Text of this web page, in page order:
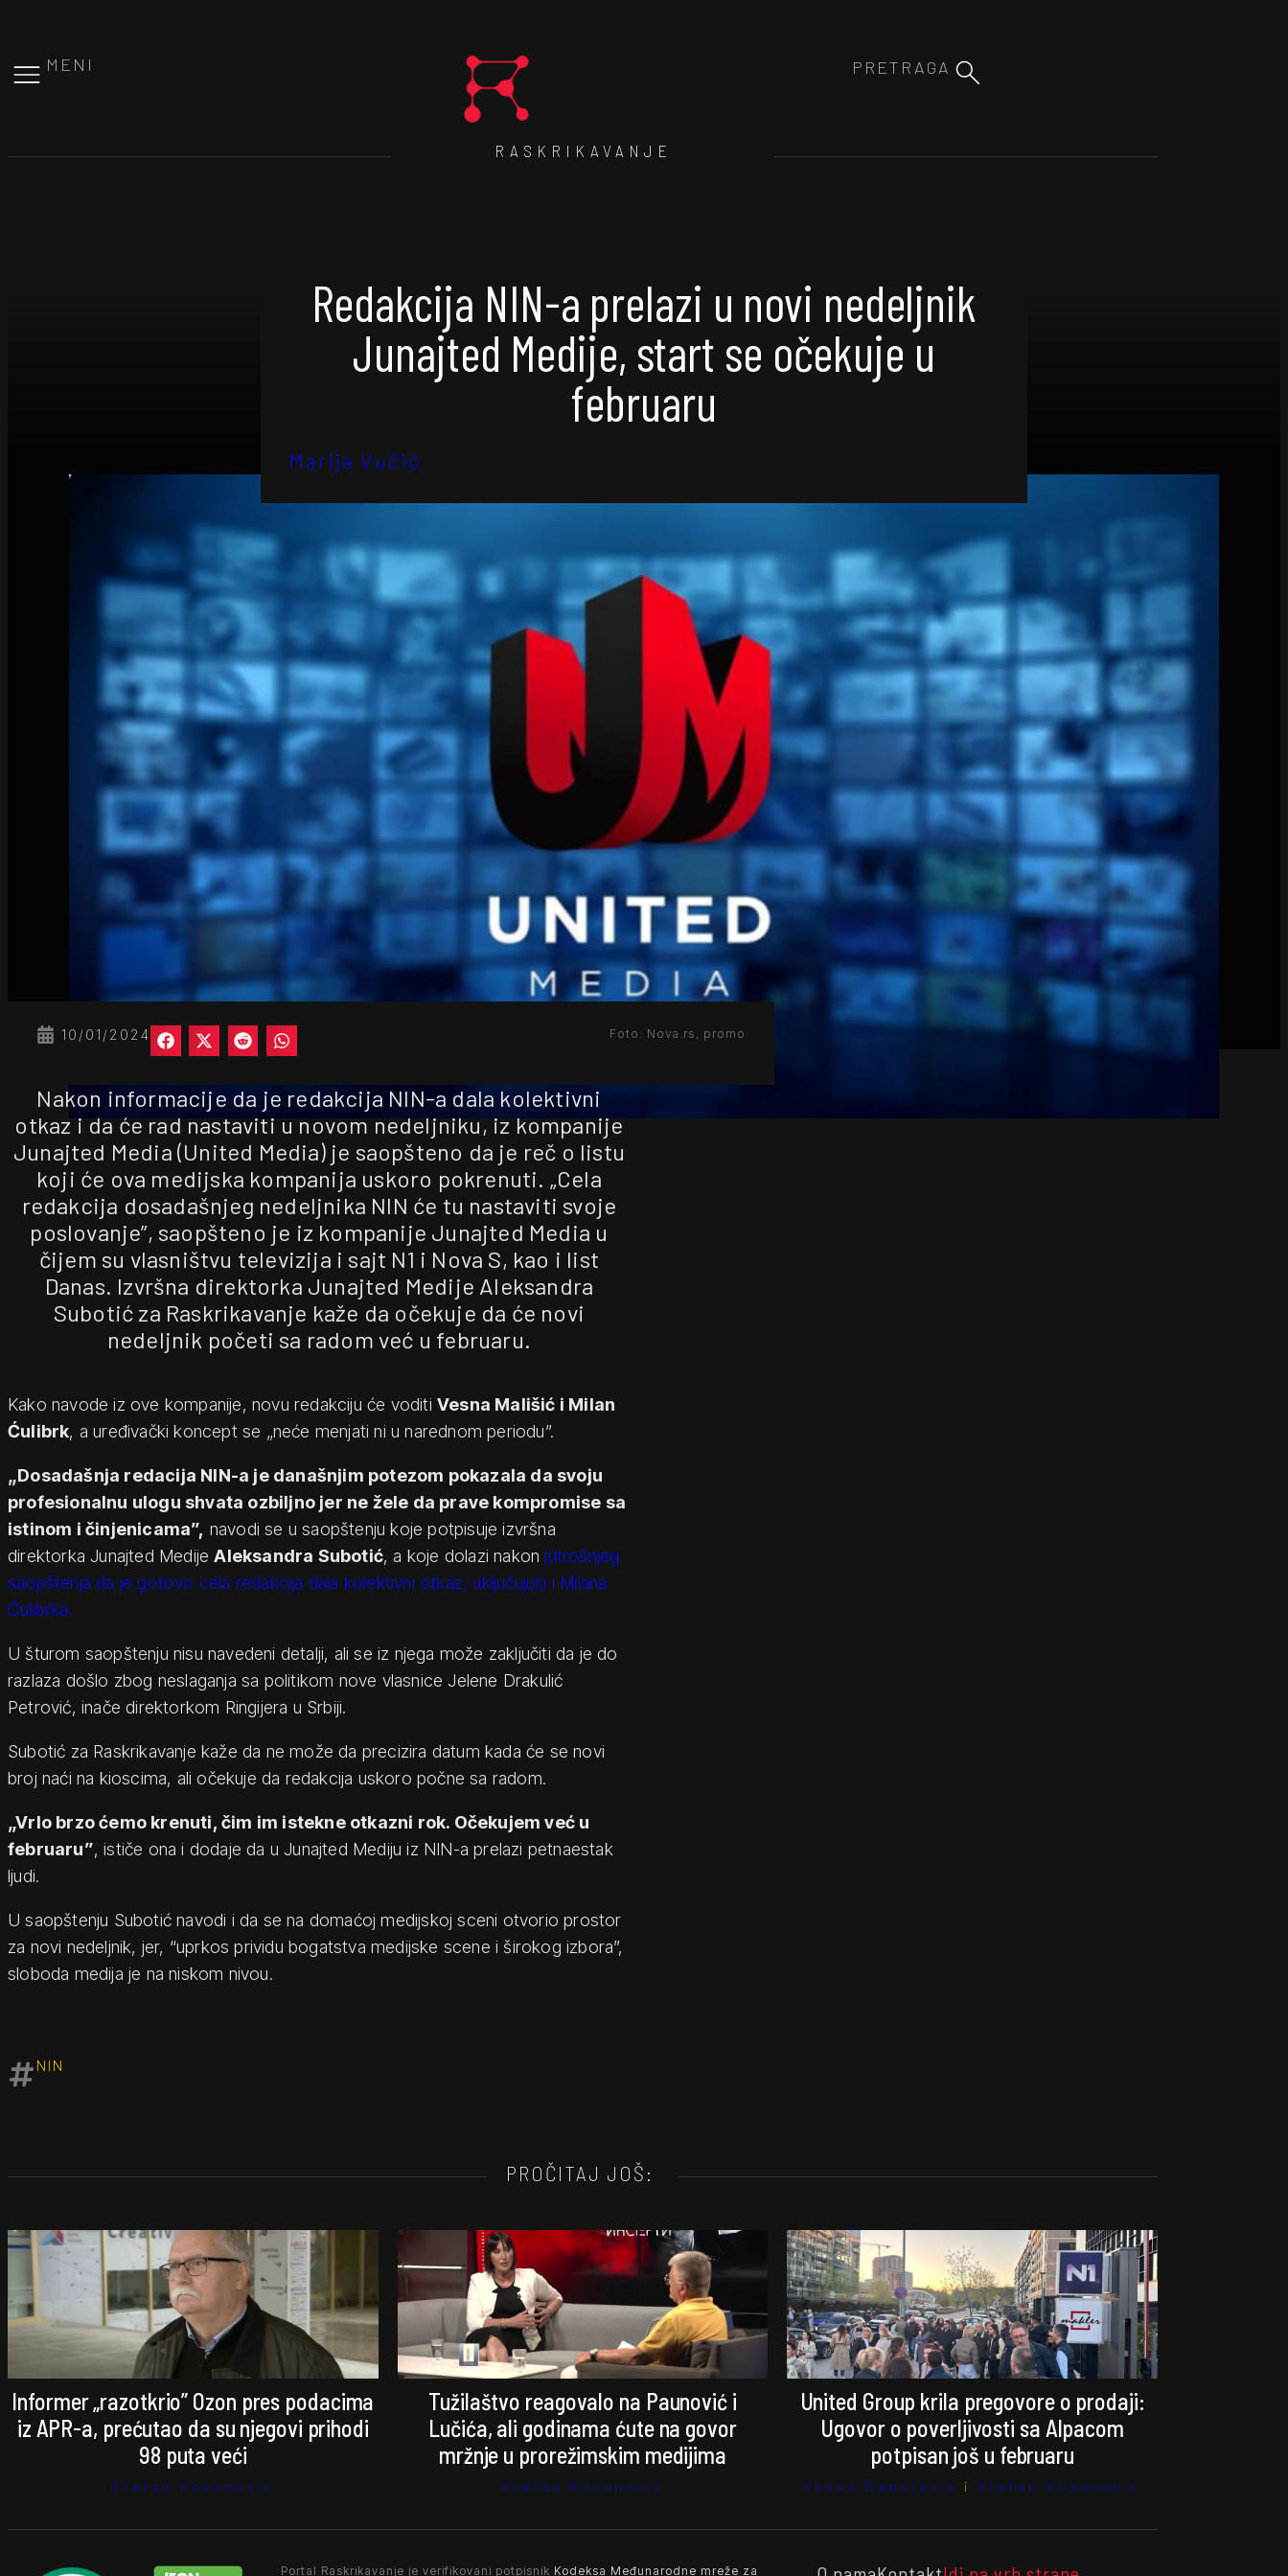
MENI
RASKRIKAVANJE
Redakcija NIN-a prelazi u novi nedeljnik
Junajted Medije, start se očekuje u
februaru
Marija Vučić
10/01/2024 Foto: Nova.rs, promo
Nakon informacije da je redakcija NIN-a dala kolektivni
otkaz i da će rad nastaviti u novom nedeljniku, iz kompanije
Junajted Media (United Media) je saopšteno da je reč o listu
koji će ova medijska kompanija uskoro pokrenuti. „Cela
redakcija dosadašnjeg nedeljnika NIN će tu nastaviti svoje
poslovanje”, saopšteno je iz kompanije Junajted Media u
čijem su vlasništvu televizija i sajt N1 i Nova S, kao i list
Danas. Izvršna direktorka Junajted Medije Aleksandra
Subotić za Raskrikavanje kaže da očekuje da će novi
nedeljnik početi sa radom već u februaru.
Kako navode iz ove kompanije, novu redakciju će voditi Vesna Mališić i Milan
Ćulibrk, a uređivački koncept se „neće menjati ni u narednom periodu”.
„Dosadašnja redacija NIN-a je današnjim potezom pokazala da svoju
profesionalnu ulogu shvata ozbiljno jer ne žele da prave kompromise sa
istinom i činjenicama”, navodi se u saopštenju koje potpisuje izvršna
direktorka Junajted MedijeAleksandra Subotić, a koje dolazi nakonjutrošnjeg
saopštenja da je gotovo cela redakcija dala kolektivni otkaz, uključujući i Milana
Ćulibrka.
U šturom saopštenju nisu navedeni detalji, ali se iz njega može zaključiti da je do
razlaza došlo zbog neslaganja sa politikom nove vlasnice Jelene Drakulić
Petrović, inače direktorkom Ringijera u Srbiji.
Subotić za Raskrikavanje kaže da ne može da precizira datum kada će se novi
broj naći na kioscima, ali očekuje da redakcija uskoro počne sa radom.
„Vrlo brzo ćemo krenuti, čim im istekne otkazni rok. Očekujem već u
februaru”, ističe ona i dodaje da u Junajted Mediju iz NIN-a prelazi petnaestak
ljudi.
U saopštenju Subotić navodi i da se na domaćoj medijskoj sceni otvorio prostor
za novi nedeljnik, jer, “uprkos prividu bogatstva medijske scene i širokog izbora”,
sloboda medija je na niskom nivou.
NIN
PROČITAJ JOŠ:
Informer „razotkrio” Ozon pres podacima
iz APR-a, prećutao da su njegovi prihodi
98 puta veći
Stefan Kosanović
Tužilaštvo reagovalo na Paunović i
Lučića, ali godinama ćute na govor
mržnje u prorežimskim medijima
Stefan Kosanović
United Group krila pregovore o prodaji:
Ugovor o poverljivosti sa Alpacom
potpisan još u februaru
Vesna Radojević i Stefan Kosanović
Portal Raskrikavanje je verifikovani potpisnik Kodeksa Međunarodne mreže za